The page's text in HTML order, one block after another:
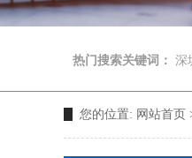
热门搜索关键词： 深
您的位置: 网站首页